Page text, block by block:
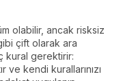
olabilir, ancak risksiz
çift olarak ara
kural gerektirir:
ve kendi kurallarınızı